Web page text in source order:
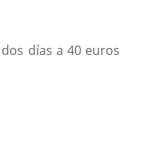
días a 40 euros